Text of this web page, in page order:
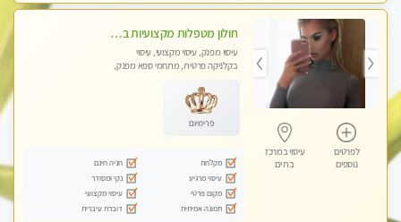
לפרטים
נוספים
עיסוי במרכז
בת ים
חולון מטפלות מקצועיות ברמה גבוהה מומלץ מאוד !!! . . highly recommended..new in the city -אין פרטים נוספים במקום -ללא מין !!
עיסוי מפנק, עיסוי מקצועי, עיסוי
בקלניקה פרטית, מתחמי ספא מפנק,
פרימיום
מקלחת
חניה חינם
עיסוי מרגיע
נקי ומסודר
מקום פרטי
עיסוי מקצועי
תמונה אמיתית
דוברת עיברית